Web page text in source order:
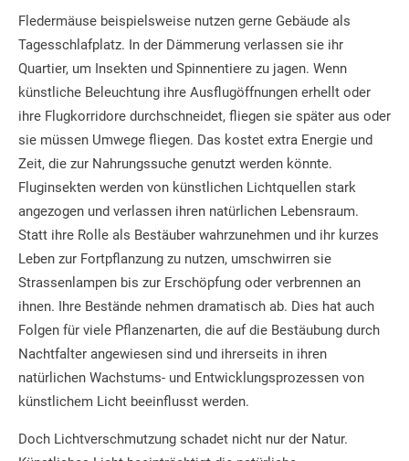
Fledermäuse beispielsweise nutzen gerne Gebäude als
Tagesschlafplatz. In der Dämmerung verlassen sie ihr
Quartier, um Insekten und Spinnentiere zu jagen. Wenn
künstliche Beleuchtung ihre Ausflugöffnungen erhellt oder
ihre Flugkorridore durchschneidet, fliegen sie später aus oder
sie müssen Umwege fliegen. Das kostet extra Energie und
Zeit, die zur Nahrungssuche genutzt werden könnte.
Fluginsekten werden von künstlichen Lichtquellen stark
angezogen und verlassen ihren natürlichen Lebensraum.
Statt ihre Rolle als Bestäuber wahrzunehmen und ihr kurzes
Leben zur Fortpflanzung zu nutzen, umschwirren sie
Strassenlampen bis zur Erschöpfung oder verbrennen an
ihnen. Ihre Bestände nehmen dramatisch ab. Dies hat auch
Folgen für viele Pflanzenarten, die auf die Bestäubung durch
Nachtfalter angewiesen sind und ihrerseits in ihren
natürlichen Wachstums- und Entwicklungsprozessen von
künstlichem Licht beeinflusst werden.
Doch Lichtverschmutzung schadet nicht nur der Natur.